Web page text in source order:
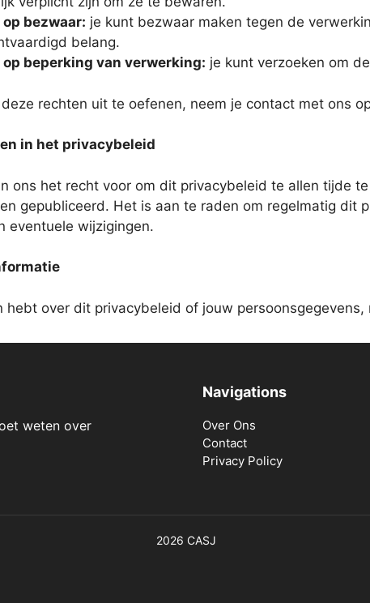
op bezwaar: je kunt bezwaar maken tegen de
belang.
op beperking van verwerking: je kunt verzoeken om
rechten uit te oefenen, neem je contact met ons
in het privacybeleid
ons het recht voor om dit privacybeleid te allen tijde
gepubliceerd. Het is aan te raden om regelmatig dit
eventuele wijzigingen.
hebt over dit privacybeleid of jouw
weten over
Navigations
Over Ons
Contact
Privacy Policy
2026 CASJ